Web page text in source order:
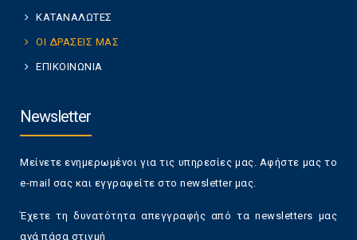
ΚΑΤΑΝΑΛΩΤΕΣ
ΟΙ ΔΡΑΣΕΙΣ ΜΑΣ
ΕΠΙΚΟΙΝΩΝΙΑ
Newsletter
Μείνετε ενημερωμένοι για τις υπηρεσίες μας. Αφήστε μας το
e-mail σας και εγγραφείτε στο newsletter μας.
Έχετε τη δυνατότητα απεγγραφής από τα newsletters μας
ανά πάσα στιγμή